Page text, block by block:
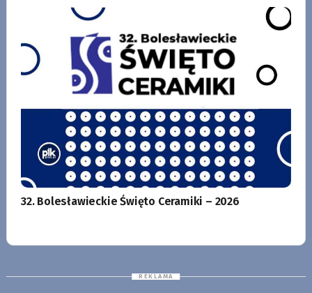
32. Bolesławieckie Święto Ceramiki – 2026